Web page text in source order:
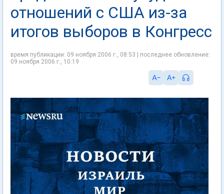
отношений с США из-за
итогов выборов в Конгресс
время публикации: 09 ноября 2006 г., 08:53 | последнее обновление:
09 ноября 2006 г., 10:19